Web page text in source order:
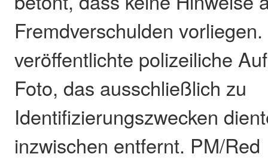
Fremdverschulden
veröffentlichte polizeiliche
Foto, das ausschließlich zu
Identifizierungszwecken
inzwischen entfernt. PM/Red